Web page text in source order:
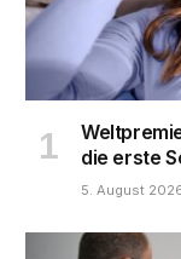
die erste
5. August